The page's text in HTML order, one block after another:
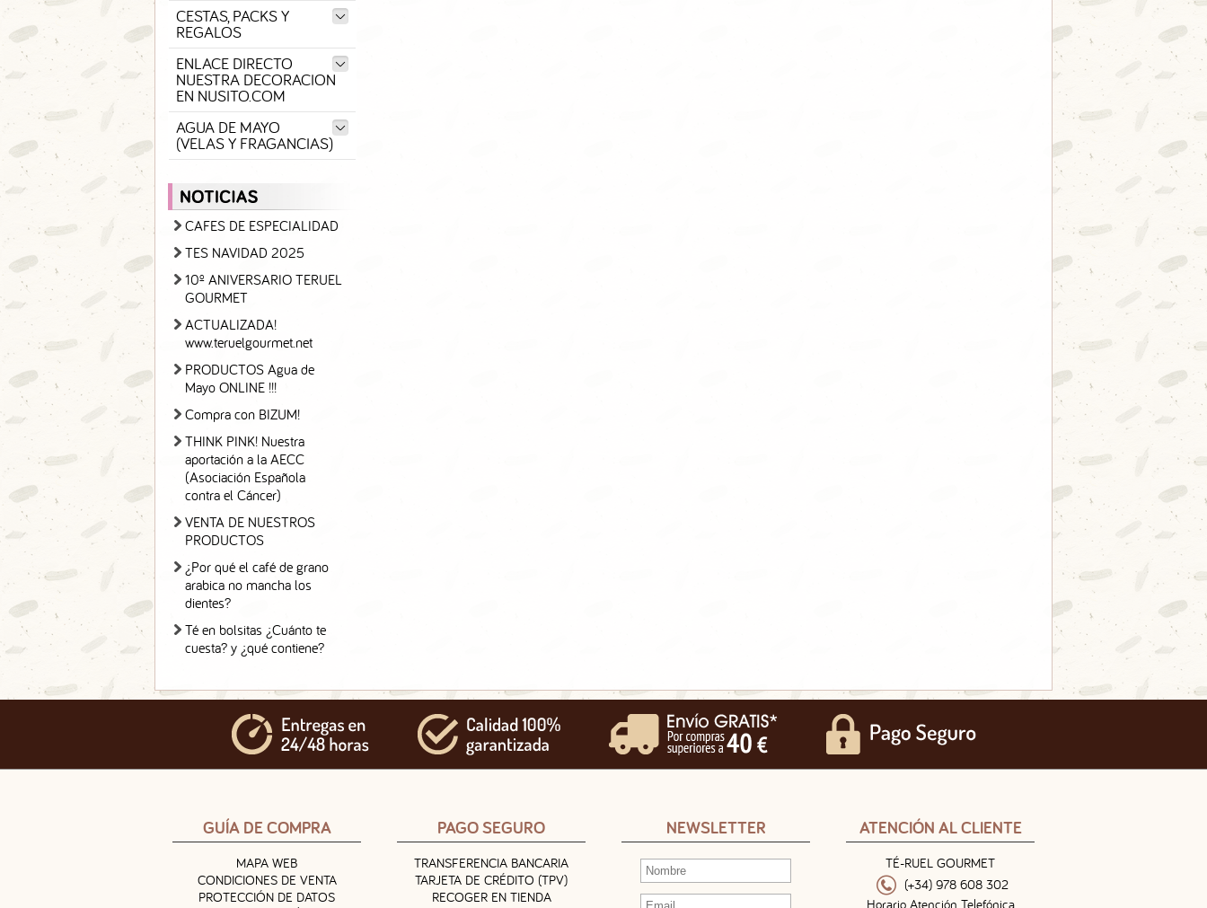
CESTAS, PACKS Y
REGALOS
ENLACE DIRECTO
NUESTRA DECORACION
EN NUSITO.COM
AGUA DE MAYO
(VELAS Y FRAGANCIAS)
CAFES DE ESPECIALIDAD
TES NAVIDAD 2025
10º ANIVERSARIO TERUEL
GOURMET
ACTUALIZADA!
www.teruelgourmet.net
PRODUCTOS Agua de
Mayo ONLINE !!!
Compra con BIZUM!
THINK PINK! Nuestra
aportación a la AECC
(Asociación Española
contra el Cáncer)
VENTA DE NUESTROS
PRODUCTOS
¿Por qué el café de grano
arabica no mancha los
dientes?
Té en bolsitas ¿Cuánto te
cuesta? y ¿qué contiene?
GUÍA DE COMPRA
MAPA WEB
CONDICIONES DE VENTA
PROTECCIÓN DE DATOS
PAGO SEGURO
TRANSFERENCIA BANCARIA
TARJETA DE CRÉDITO (TPV)
RECOGER EN TIENDA
NEWSLETTER ATENCIÓN AL CLIENTE
TÉ-RUEL GOURMET
(+34) 978 608 302
Horario Atención Telefónica